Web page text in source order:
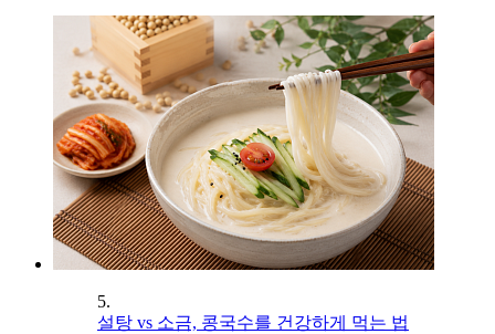
5.
설탕 vs 소금, 콩국수를 건강하게 먹는 법